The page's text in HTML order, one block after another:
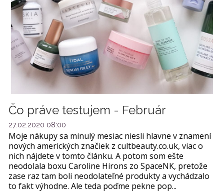
Čo práve testujem - Február
27.02.2020 08:00
Moje nákupy sa minulý mesiac niesli hlavne v znamení
nových amerických značiek z cultbeauty.co.uk, viac o
nich nájdete v tomto článku. A potom som ešte
neodolala boxu Caroline Hirons zo SpaceNK, pretože
zase raz tam boli neodolateľné produkty a vychádzalo
to fakt výhodne. Ale teda poďme pekne pop...